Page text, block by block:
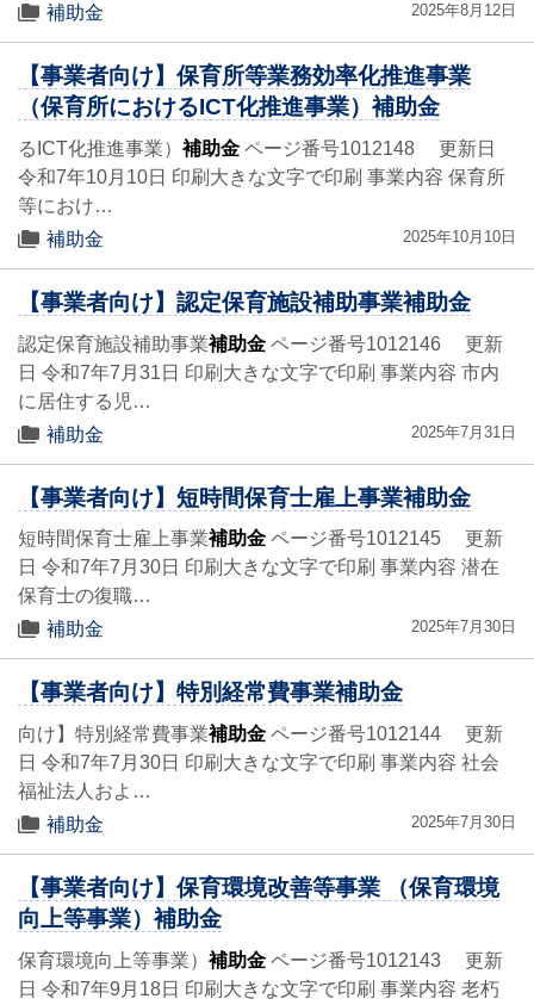
補助金
2025年8月12日
【事業者向け】保育所等業務効率化推進事業
（保育所におけるICT化推進事業）補助金
るICT化推進事業） 補助金 ページ番号1012148 更新日
令和7年10月10日 印刷大きな文字で印刷 事業内容 保育所
等におけ…
補助金
2025年10月10日
【事業者向け】認定保育施設補助事業補助金
認定保育施設補助事業補助金 ページ番号1012146 更新
日 令和7年7月31日 印刷大きな文字で印刷 事業内容 市内
に居住する児…
補助金
2025年7月31日
【事業者向け】短時間保育士雇上事業補助金
短時間保育士雇上事業補助金 ページ番号1012145 更新
日 令和7年7月30日 印刷大きな文字で印刷 事業内容 潜在
保育士の復職…
補助金
2025年7月30日
【事業者向け】特別経常費事業補助金
向け】特別経常費事業補助金 ページ番号1012144 更新
日 令和7年7月30日 印刷大きな文字で印刷 事業内容 社会
福祉法人およ…
補助金
2025年7月30日
【事業者向け】保育環境改善等事業 （保育環境
向上等事業）補助金
保育環境向上等事業） 補助金 ページ番号1012143 更新
日 令和7年9月18日 印刷大きな文字で印刷 事業内容 老朽